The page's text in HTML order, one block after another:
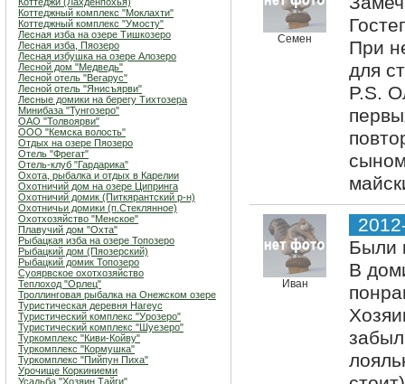
Коттеджный комплекс "Мoклахти"
Коттеджный комплекс "Умосту"
Лесная изба на озере Тишкозеро
Лесная изба, Пяозеро
Лесная избушка на озере Алозеро
Лесной дом "Медведь"
Лесной отель "Вегарус"
Лесной отель "Янисъярви"
Лесные домики на берегу Тихтозера
Минибаза "Тунгозеро"
ОАО "Толвоярви"
ООО "Кемска волость"
Отдых на озере Пяозеро
Отель "Фрегат"
Отель-клуб "Гардарика"
Охота, рыбалка и отдых в Карелии
Охотничий дом на озере Ципринга
Охотничий домик (Питкярантский р-н)
Охотничьи домики (п.Стеклянное)
Охотхозяйство "Менское"
Плавучий дом "Охта"
Рыбацкая изба на озере Топозеро
Рыбацкий дом (Пяозерский)
Рыбацкий домик Топозеро
Суоярвское охотхозяйство
Теплоход "Орлец"
Троллинговая рыбалка на Онежском озере
Туристическая деревня Нагеус
Туристический комплекс "Урозеро"
Туристический комплекс "Шуезеро"
Туркомплекс "Киви-Койву"
Туркомплекс "Кормушка"
Туркомплекс "Пийпун Пиха"
Урочище Коркиниеми
Усадьба "Хозяин Тайги"
Семен
При
для
P.S.
Иван
Были
В